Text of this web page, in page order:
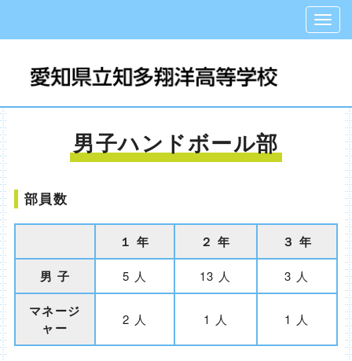
男子ハンドボール部
部員数
１ 年 ２ 年
３ 年
男 子
5 人 13 人 3 人
マネージ
ャー
2 人 1 人 1 人